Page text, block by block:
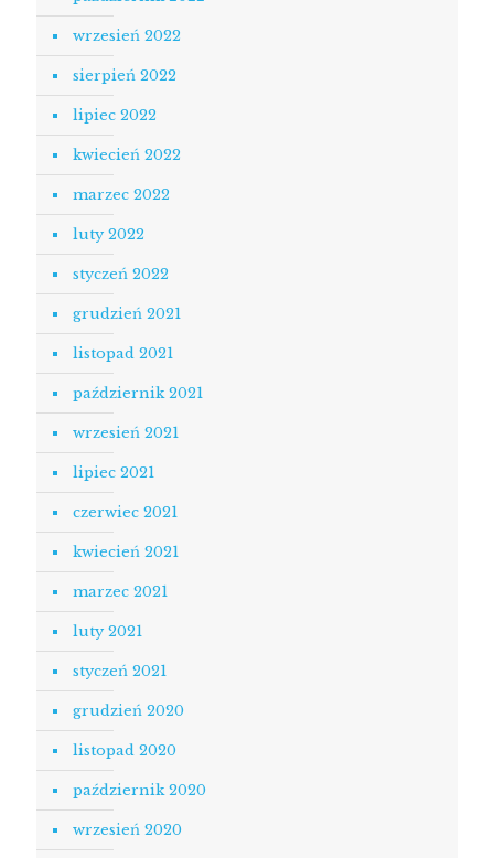
wrzesień 2022
sierpień 2022
lipiec 2022
kwiecień 2022
marzec 2022
luty 2022
styczeń 2022
grudzień 2021
listopad 2021
październik 2021
wrzesień 2021
lipiec 2021
czerwiec 2021
kwiecień 2021
marzec 2021
luty 2021
styczeń 2021
grudzień 2020
listopad 2020
październik 2020
wrzesień 2020